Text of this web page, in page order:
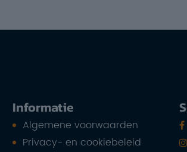
Informatie
Algemene voorwaarden
Privacy- en cookiebeleid